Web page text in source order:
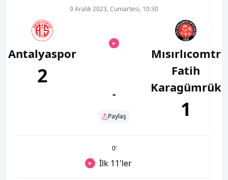
Antalyaspor
2
9 Aralık 2023, Cumartesi, 10:30
-
Paylaş
Mısırlıcomtr
Fatih
Karagümrük
1
0’
İlk 11'ler